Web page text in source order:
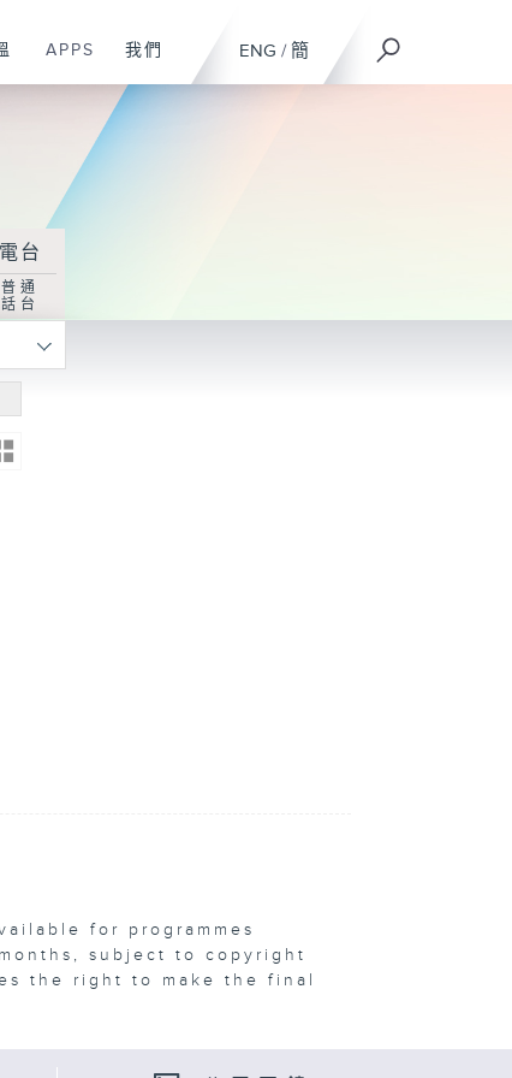
ENG / 簡
APPS 我們
電台
普通
話台
for programmes
subject to copyright
the right to make the final